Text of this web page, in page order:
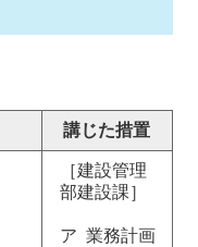
講じた措置
［建設管理
部建設課］
ア 業務計画